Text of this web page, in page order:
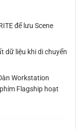
để lưu Scene
dữ liệu khi di chuyển
Workstation
Flagship hoạt